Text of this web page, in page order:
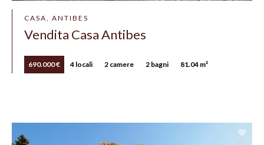
CASA, ANTIBES
Vendita Casa Antibes
690.000 € 4 locali 2 camere 2 bagni 81.04 m²